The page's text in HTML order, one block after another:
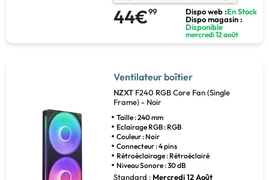
44€99 Dispo web :En Stock
Dispo magasin :
Disponible
mercredi 12 août
Ventilateur boîtier
NZXT F240 RGB Core Fan (Single
Frame) - Noir
Taille : 240 mm
Eclairage RGB : RGB
Couleur : Noir
Connecteur : 4 pins
Rétroéclairage : Rétroéclairé
Niveau Sonore : 30 dB
Standard : Mercredi 12 Août